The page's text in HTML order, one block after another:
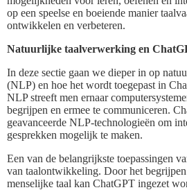
op een speelse en boeiende manier
ontwikkelen en verbeteren.
Natuurlijke taalverwerking en
In deze sectie gaan we dieper in op
(NLP) en hoe het wordt toegepast in
NLP streeft men ernaar
begrijpen en ermee te communiceren.
geavanceerde NLP-technologieën om
gesprekken mogelijk te maken.
Een van de belangrijkste toepassingen
van taalontwikkeling. Door het begrijpen
menselijke taal kan ChatGPT ingezet